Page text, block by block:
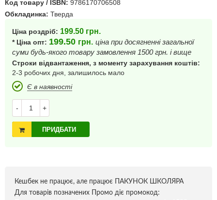
Код товару / ISBN: 9786170706508
Обкладинка: Тверда
Ціна роздріб: 199.50 грн.
* Ціна опт: 199.50 грн. ціна при досягненні загальної
суми будь-якого товару замовлення 1500 грн. і вище
Строки відвантаження, з моменту зарахування коштів:
2-3 робочих дня, залишилось мало
Є в наявності
- +
ПРИДБАТИ
Кешбек не працює, але працює ПАКУНОК ШКОЛЯРА
Для товарів позначених Промо діє промокод: